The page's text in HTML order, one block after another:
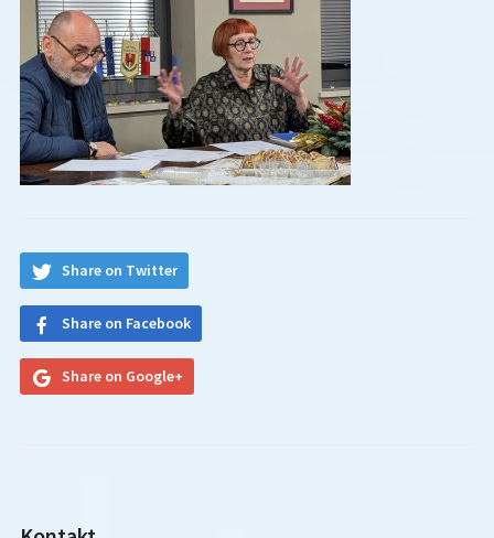
Share on Twitter
Share on Facebook
Share on Google+